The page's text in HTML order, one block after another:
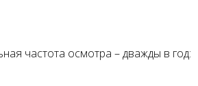
частота осмотра – дважды в год: